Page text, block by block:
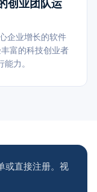
创业团队运
企业增长的软件
富的科技创业者
力。
或直接注册。视